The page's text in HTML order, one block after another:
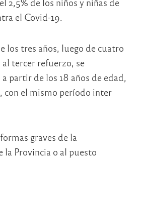
2,5% de los niños y niñas de
el Covid-19.
los tres años, luego de cuatro
tercer refuerzo, se
partir de los 18 años de edad,
con el mismo período inter
graves de la
la Provincia o al puesto